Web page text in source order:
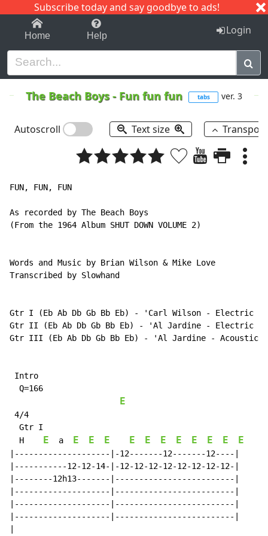
Subscribe today and say goodbye to ads!
1-9 C I J
Home Help Login
The Beach Boys- Fun fun fun tabs ver. 3
Autoscroll Text size
FUN, FUN, FUN
As recorded by The Beach Boys
(From the 1964 Album SHUT DOWN VOLUME 2)
Words and Music by Brian Wilson & Mike Love
Transcribed by Slowhand
Gtr I (Eb Ab Db Gb Bb Eb) - 'Carl Wilson - Electric
Gtr II (Eb Ab Db Gb Bb Eb) - 'Al Jardine - Electric
Gtr III (Eb Ab Db Gb Bb Eb) - 'Al Jardine - Acoustic
Intro
  Q=166
E
4/4
  Gtr I
  H
E
  a
E E E E E E E E E E E
|--------------------|-12-------12-------12----|
|-----------12-12-14-|-12-12-12-12-12-12-12-12-|
|--------12h13-------|-------------------------|
|--------------------|-------------------------|
|--------------------|-------------------------|
|--------------------|-------------------------|